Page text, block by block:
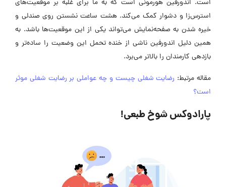
است. اندورفین هورمونی است که به ما برای غلبه بر موقعیت‌های
استرس‌زا و دشوار کمک می‌کند. هشت ساعت نشستن روی صندلی و
خیره شدن به صفحه‌نمایش می‌تواند یکی از این موقعیت‌ها باشد. به
همین دلیل اندورفین ناشی از خنده تحمل این وضعیت را ساده‌تر و
بازدهی کارمندان را بالاتر می‌برد.
مقاله مرتبط: رضایت شغلی چیست و چه عواملی بر رضایت شغلی موثر
است؟
پارادوکس شوخ طبعی!